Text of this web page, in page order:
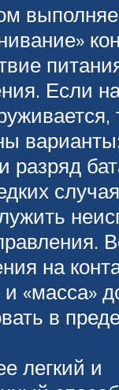
Если
разряд
на
«масса»
в
легкий и